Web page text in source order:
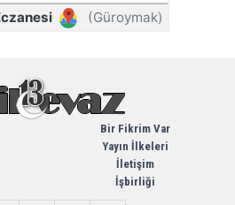
Bir Fikrim Var
Yayın İlkeleri
İletişim
İşbirliği